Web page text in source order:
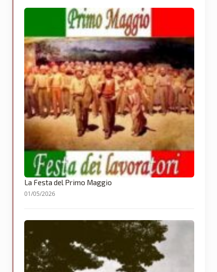
La Festa del Primo Maggio
01/05/2026